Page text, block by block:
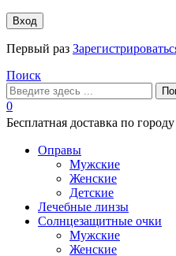
Вход
Первый раз
Поиск
0
Бесплатная доставка по
Оправы
Мужские
Женские
Детские
Лечебные линзы
Солнцезащитные очки
Мужские
Женские